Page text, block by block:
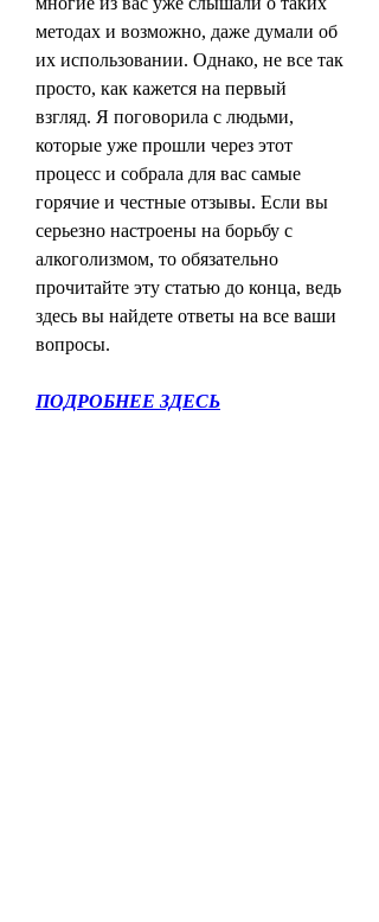
методах и возможно, даже думали об
их использовании. Однако, не все так
просто, как кажется на первый
взгляд. Я поговорила с людьми,
которые уже прошли через этот
процесс и собрала для вас самые
горячие и честные отзывы. Если вы
серьезно настроены на борьбу с
алкоголизмом, то обязательно
прочитайте эту статью до конца, ведь
здесь вы найдете ответы на все ваши
вопросы.
ПОДРОБНЕЕ ЗДЕСЬ